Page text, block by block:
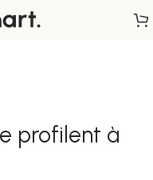
profilent à